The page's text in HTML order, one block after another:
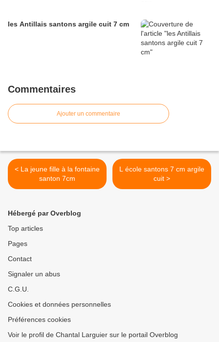
les Antillais santons argile cuit 7 cm
Commentaires
Ajouter un commentaire
< La jeune fille à la fontaine
santon 7cm
L école santons 7 cm argile
cuit >
Hébergé par Overblog
Top articles
Pages
Contact
Signaler un abus
C.G.U.
Cookies et données personnelles
Préférences cookies
Voir le profil de Chantal Larguier sur le portail Overblog